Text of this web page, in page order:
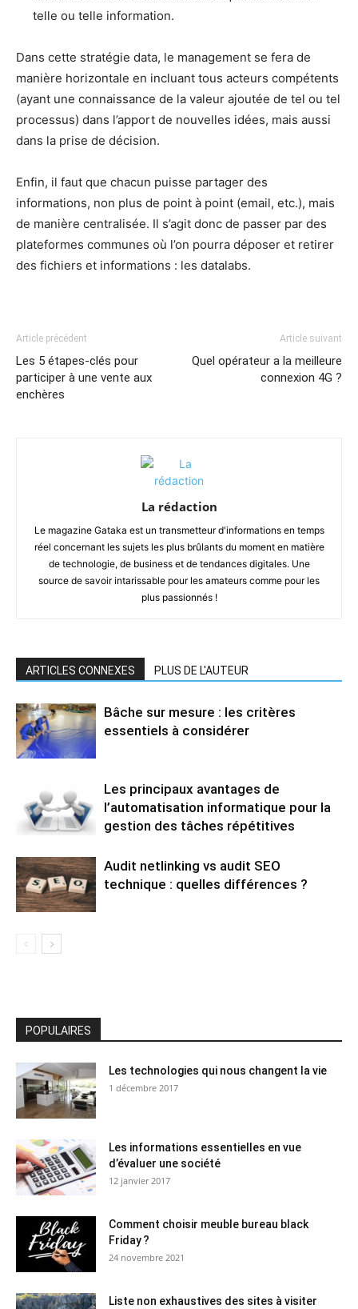
telle ou telle information.
Dans cette stratégie data, le management se fera de
manière horizontale en incluant tous acteurs compétents
(ayant une connaissance de la valeur ajoutée de tel ou tel
processus) dans l’apport de nouvelles idées, mais aussi
dans la prise de décision.
Enfin, il faut que chacun puisse partager des
informations, non plus de point à point (email, etc.), mais
de manière centralisée. Il s’agit donc de passer par des
plateformes communes où l’on pourra déposer et retirer
des fichiers et informations : les datalabs.
Article précédent
Les 5 étapes-clés pour
participer à une vente aux
enchères
Article suivant
Quel opérateur a la meilleure
connexion 4G ?
La rédaction
Le magazine Gataka est un transmetteur d'informations en temps
réel concernant les sujets les plus brûlants du moment en matière
de technologie, de business et de tendances digitales. Une
source de savoir intarissable pour les amateurs comme pour les
plus passionnés !
ARTICLES CONNEXES PLUS DE L'AUTEUR
Bâche sur mesure : les critères
essentiels à considérer
Les principaux avantages de
l’automatisation informatique pour la
gestion des tâches répétitives
Audit netlinking vs audit SEO
technique : quelles différences ?
POPULAIRES
Les technologies qui nous changent la vie
1 décembre 2017
Les informations essentielles en vue
d’évaluer une société
12 janvier 2017
Comment choisir meuble bureau black
Friday ?
24 novembre 2021
Liste non exhaustives des sites à visiter